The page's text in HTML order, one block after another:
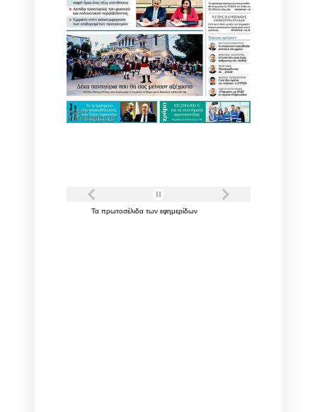
Τα πρωτοσέλιδα των εφημερίδων